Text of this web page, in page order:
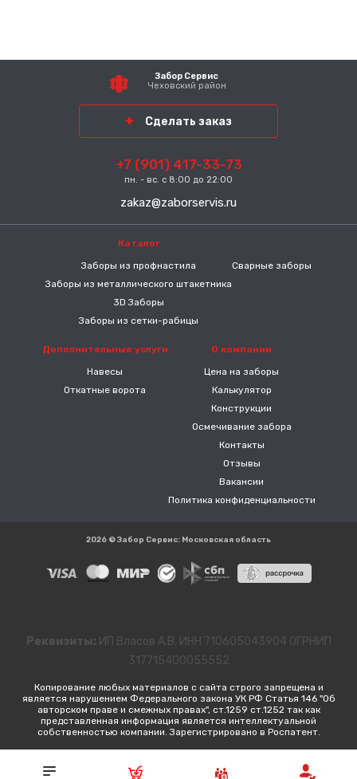
Забор Сервис
Чеховский район
Сделать заказ
+7 (901) 417-33-73
пн. - вс. с 8:00 до 22:00
zakaz@zaborservis.ru
Каталог
Заборы из профнастила
Заборы из металлического штакетника
3D Заборы
Заборы из сетки-рабицы
Сварные заборы
Дополнительные услуги
Навесы
Откатные ворота
О компании
Цена на заборы
Калькулятор
Конструкции
Осмечивание забора
Контакты
Отзывы
Вакансии
Политика конфиденциальности
2026 © Забор Сервис: Московская область
Реквизиты: ИП Власов А.В. ИНН 710605043904 ОГРНИП
317715400055552
Копирование любых материалов с сайта строго запрещена и
является нарушением Федерального закона УК РФ Статья 146 "Об
авторском праве и смежных правах", ст.1259 ст.1252 так как
представленная информация является интеллектуальной
собственностью компании. Зарегистрировано в Роспатент.